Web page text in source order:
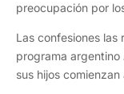
preocupación por
Las confesiones
programa argentino
sus hijos